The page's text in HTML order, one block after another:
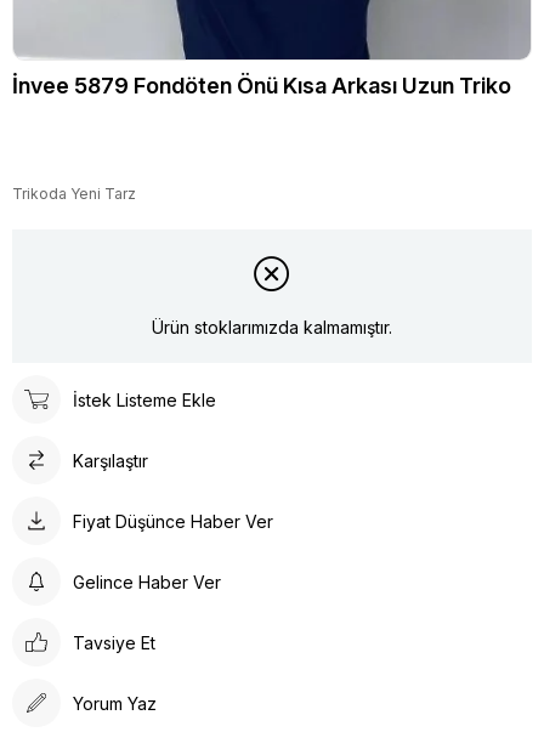
İnvee 5879 Fondöten Önü Kısa Arkası Uzun Triko
Trikoda Yeni Tarz
Ürün stoklarımızda kalmamıştır.
İstek Listeme Ekle
Karşılaştır
Fiyat Düşünce Haber Ver
Gelince Haber Ver
Tavsiye Et
Yorum Yaz